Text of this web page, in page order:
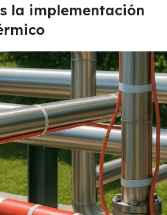
la implementación